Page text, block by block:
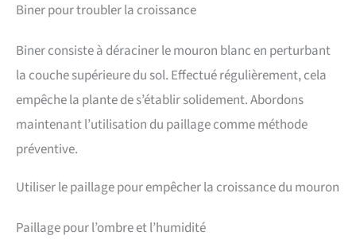
Biner pour troubler la croissance
Biner consiste à déraciner le mouron blanc en perturbant
la couche supérieure du sol. Effectué régulièrement, cela
empêche la plante de s’établir solidement. Abordons
maintenant l’utilisation du paillage comme méthode
préventive.
Utiliser le paillage pour empêcher la croissance du mouron
Paillage pour l’ombre et l’humidité